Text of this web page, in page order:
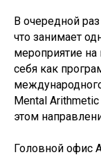
В очередной
что занимает
мероприятие
себя как
Mental
этом
Головной офис